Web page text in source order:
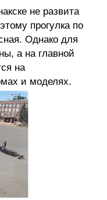
не развита
прогулка по
Однако для
а на главной
на
и моделях.